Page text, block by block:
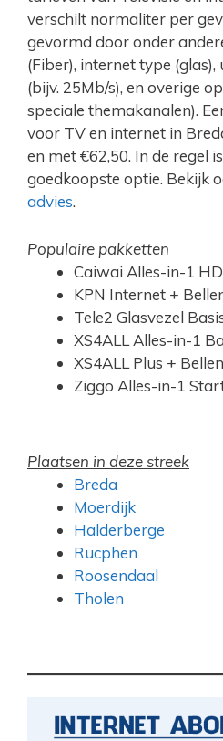
verschilt normaliter per
gevormd door onder
(Fiber), internet type
(bijv. 25Mb/s), en overige
speciale themakanalen).
voor TV en internet in
en met €62,50. In de regel
goedkoopste optie. Bekijk
advies.
Populaire pakketten
Caiwai Alles-in-1
KPN Internet +
Tele2 Glasvezel
XS4ALL Alles-in-1
XS4ALL Plus +
Ziggo Alles-in-1
Plaatsen in deze streek
Breda
Moerdijk
Halderberge
Rucphen
Roosendaal
Tholen